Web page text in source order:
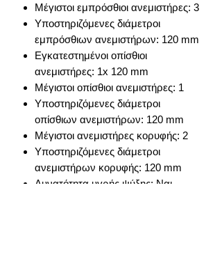
Μέγιστοι εμπρόσθιοι ανεμιστήρες: 3
Υποστηριζόμενες διάμετροι
εμπρόσθιων ανεμιστήρων: 120 mm
Εγκατεστημένοι οπίσθιοι
ανεμιστήρες: 1x 120 mm
Μέγιστοι οπίσθιοι ανεμιστήρες: 1
Υποστηριζόμενες διάμετροι
οπίσθιων ανεμιστήρων: 120 mm
Μέγιστοι ανεμιστήρες κορυφής: 2
Υποστηριζόμενες διάμετροι
ανεμιστήρων κορυφής: 120 mm
Δυνατότητα υγρής ψύξης: Ναι